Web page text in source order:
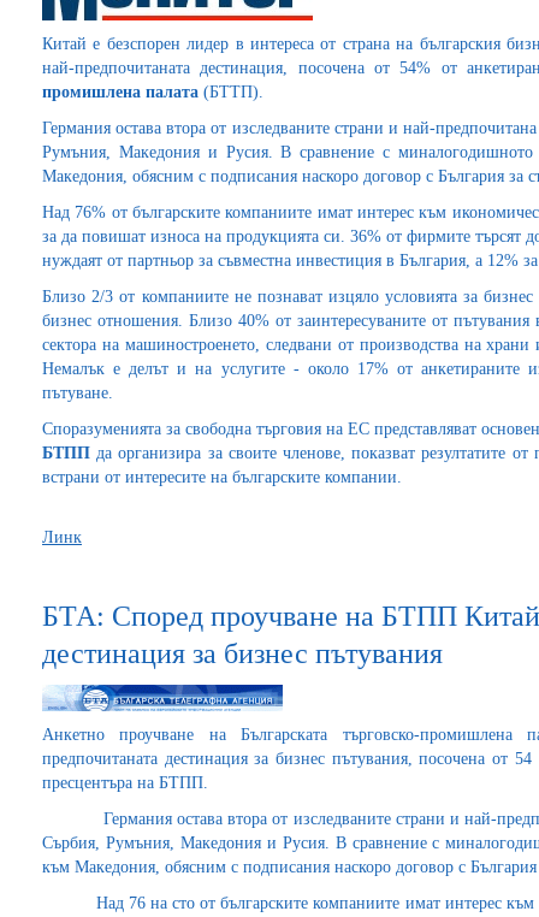
Китай е безспорен лидер в интереса от страна на българския
най-предпочитаната дестинация, посочена от 54% от
промишлена палата (БТТП).
Германия остава втора от изследваните страни и най-
Румъния, Македония и Русия. В сравнение с миналогодишното
Македония, обясним с подписания наскоро договор с България за
Над 76% от българските компаниите имат интерес към
за да повишат износа на продукцията си. 36% от фирмите търсят
нуждаят от партньор за съвместна инвестиция в България, а 12%
Близо 2/3 от компаниите не познават изцяло условията за
бизнес отношения. Близо 40% от заинтересуваните от
сектора на машиностроенето, следвани от производства на
Немалък е делът и на услугите - около 17% от анкетираните
пътуване.
Споразуменията за свободна търговия на ЕС представляват
БТПП да организира за своите членове, показват резултатите
встрани от интересите на българските компании.
Линк
БТА: Според проучване на БТПП Китай
дестинация за бизнес пътувания
Анкетно проучване на Българската търговско-
предпочитаната дестинация за бизнес пътувания, посочена от
пресцентъра на БТПП.
Германия остава втора от изследваните страни и най-
Сърбия, Румъния, Македония и Русия. В сравнение с
към Македония, обясним с подписания наскоро договор с България
Над 76 на сто от българските компаниите имат интерес към